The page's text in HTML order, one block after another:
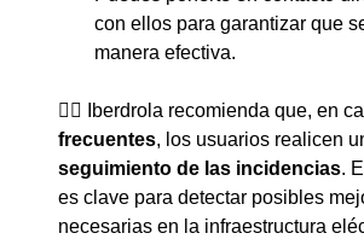
con ellos para garantizar que
manera efectiva.
👉🏼 Iberdrola recomienda que, en
frecuentes, los usuarios realicen
seguimiento de las incidencias.
es clave para detectar posibles
necesarias en la infraestructura